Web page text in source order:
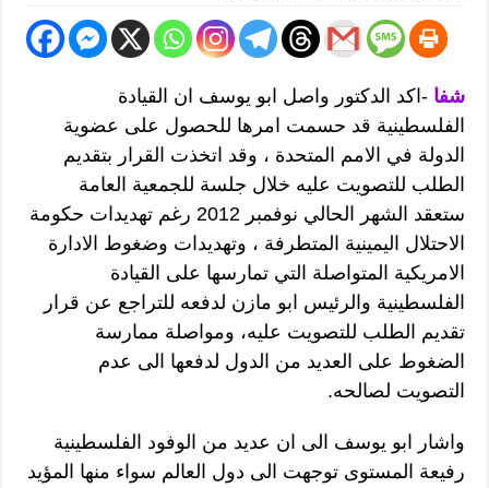
شفا -اكد الدكتور واصل ابو يوسف ان القيادة
الفلسطينية قد حسمت امرها للحصول على عضوية
الدولة في الامم المتحدة ، وقد اتخذت القرار بتقديم
الطلب للتصويت عليه خلال جلسة للجمعية العامة
ستعقد الشهر الحالي نوفمبر 2012 رغم تهديدات حكومة
الاحتلال اليمينية المتطرفة ، وتهديدات وضغوط الادارة
الامريكية المتواصلة التي تمارسها على القيادة
الفلسطينية والرئيس ابو مازن لدفعه للتراجع عن قرار
تقديم الطلب للتصويت عليه، ومواصلة ممارسة
الضغوط على العديد من الدول لدفعها الى عدم
التصويت لصالحه.
واشار ابو يوسف الى ان عديد من الوفود الفلسطينية
رفيعة المستوى توجهت الى دول العالم سواء منها المؤيد